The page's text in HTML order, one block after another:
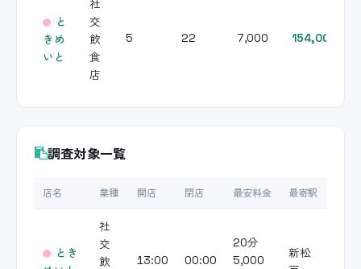
と
きめ
いと
交
飲
食
店
5 22 7,000 154,000
調査対象一覧
店名 業種 開店 閉店 最安料金 最寄駅
とき
社
交
飲
13:00 00:00
20分
5,000
新松